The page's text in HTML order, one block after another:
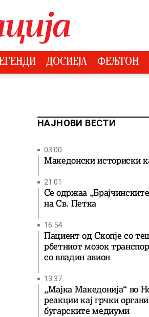
ДОСИЕЈА ФЕЉТОН
НАЈНОВИ ВЕСТИ
03:00
Македонски историски
21:01
Се одржаа
на Св. Петка
16:54
Пациент од Скопје со
рбетниот мозок
со владин авион
13:37
„Мајка Македонија“ во
реакции кај грчки
бугарските медиуми